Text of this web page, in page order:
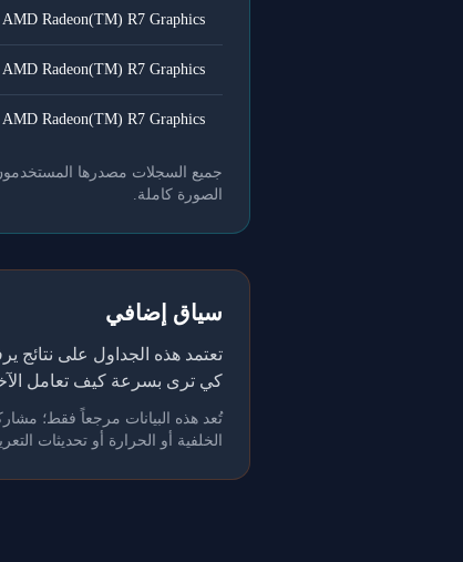
AMD Radeon(TM) R7 Graphics
AMD Radeon(TM) R7 Graphics
AMD Radeon(TM) R7 Graphics
جميع السجلات مصدرها المستخدمون
الصورة كاملة.
سياق إضافي
كي ترى بسرعة كيف تعامل
الخلفية أو الحرارة أو تحديثات